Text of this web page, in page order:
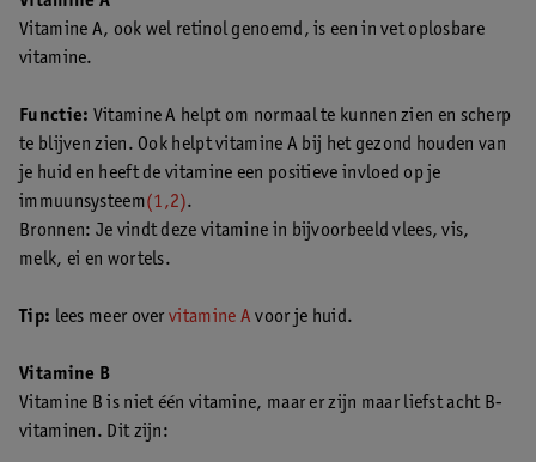
Vitamine A, ook wel retinol genoemd, is een in vet oplosbare
vitamine.
Functie: Vitamine A helpt om normaal te kunnen zien en scherp
te blijven zien. Ook helpt vitamine A bij het gezond houden van
je huid en heeft de vitamine een positieve invloed op je
immuunsysteem(1,2).
Bronnen: Je vindt deze vitamine in bijvoorbeeld vlees, vis,
melk, ei en wortels.
Tip: lees meer overvitamine A voor je huid.
Vitamine B
Vitamine B is niet één vitamine, maar er zijn maar liefst acht B-
vitaminen. Dit zijn: